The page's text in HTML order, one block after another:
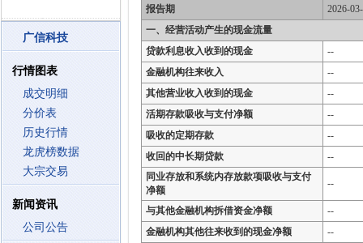
广信科技
行情图表
成交明细
分价表
历史行情
龙虎榜数据
大宗交易
新闻资讯
公司公告
报告期
2026-
一、经营活动产生的现金流量
贷款利息收入收到的现金
--
金融机构往来收入
--
其他营业收入收到的现金
--
活期存款吸收与支付净额
--
吸收的定期存款
--
收回的中长期贷款
--
同业存放和系统内存放款项吸收与支付
净额
--
与其他金融机构拆借资金净额
--
金融机构其他往来收到的现金净额
--